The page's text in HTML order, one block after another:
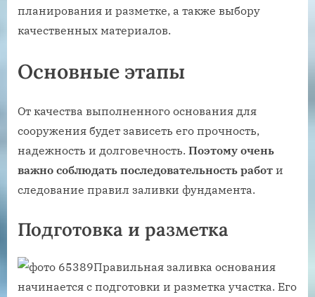
планирования и разметке, а также выбору
качественных материалов.
Основные этапы
От качества выполненного основания для
сооружения будет зависеть его прочность,
надежность и долговечность. Поэтому очень
важно соблюдать последовательность работ и
следование правил заливки фундамента.
Подготовка и разметка
Правильная заливка основания
начинается с подготовки и разметка участка. Его